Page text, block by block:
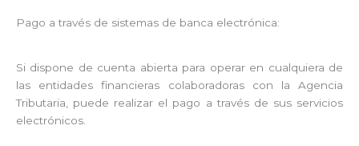
Pago a través de sistemas de banca electrónica:
Si dispone de cuenta abierta para operar en cualquiera de
las entidades financieras colaboradoras con la Agencia
Tributaria, puede realizar el pago a través de sus servicios
electrónicos.